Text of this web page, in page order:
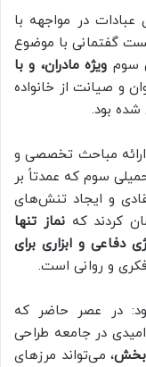
در مواجهه با
گفتمانی با موضوع
سوم ویژه مادران، و با
و صیانت از خانواده
شده بود.
ارائه مباحث تخصصی و
سوم که عمدتاً بر
و ایجاد تنش‌های
کردند کهنماز تنها
و ابزاری برای
و روانی است.
در عصر حاضر که
امیدی در جامعه طراحی
، می‌تواند مرزهای